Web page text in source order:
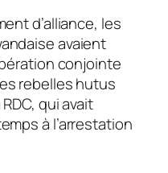
d’alliance, les
avaient
conjointe
rebelles hutus
qui avait
à l’arrestation